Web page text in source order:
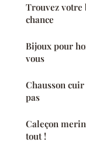
Trouvez
chance
Bijoux pour
vous
Chausson
pas
Caleçon
tout !